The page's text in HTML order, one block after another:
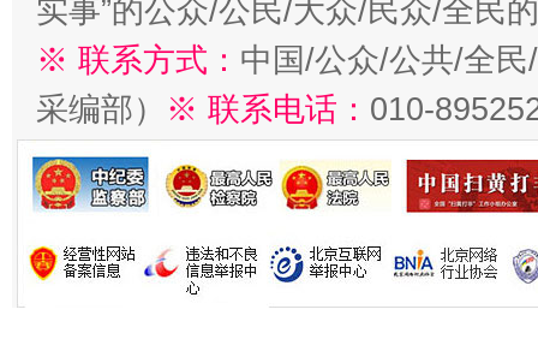
实事”的公众/公民/大众/民众/全民
※ 联系方式： 中国/公众/公共/全
采编部） ※ 联系电话： 010-